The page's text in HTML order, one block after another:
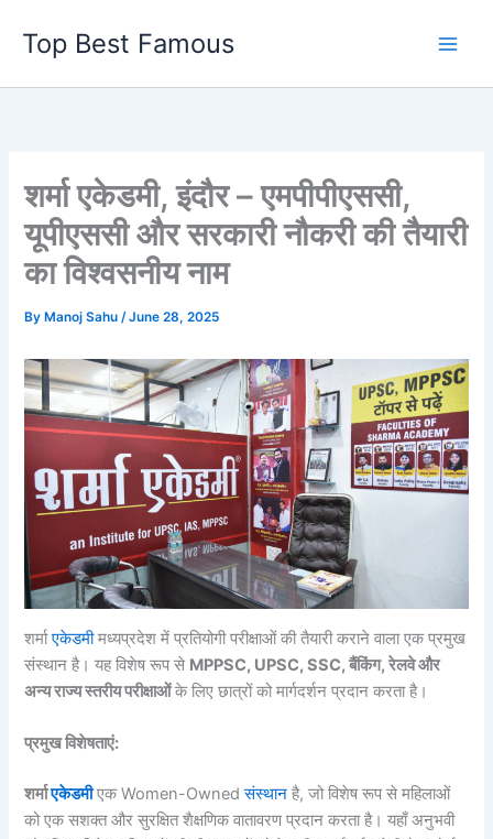
content
Top Best Famous
शर्मा एकेडमी, इंदौर – एमपीपीएससी,
यूपीएससी और सरकारी नौकरी की तैयारी
का विश्वसनीय नाम
By Manoj Sahu/June 28, 2025
शर्माएकेडमीमध्यप्रदेश में प्रतियोगी परीक्षाओं की तैयारी कराने वाला एक प्रमुख
संस्थान है। यह विशेष रूप से MPPSC, UPSC, SSC, बैंकिंग, रेलवे और
अन्य राज्य स्तरीय परीक्षाओंके लिए छात्रों को मार्गदर्शन प्रदान करता है।
प्रमुख विशेषताएं:
शर्माएकेडमीएक Women-Owned संस्थानहै, जो विशेष रूप से महिलाओं
को एक सशक्त और सुरक्षित शैक्षणिक वातावरण प्रदान करता है। यहाँ अनुभवी